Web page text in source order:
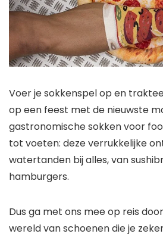
Voer je sokkenspel op en
op een feest met de nieuwste
gastronomische sokken voor
tot voeten: deze verrukkelijke
watertanden bij alles, van
hamburgers.
Dus ga met ons mee op reis
wereld van schoenen die je